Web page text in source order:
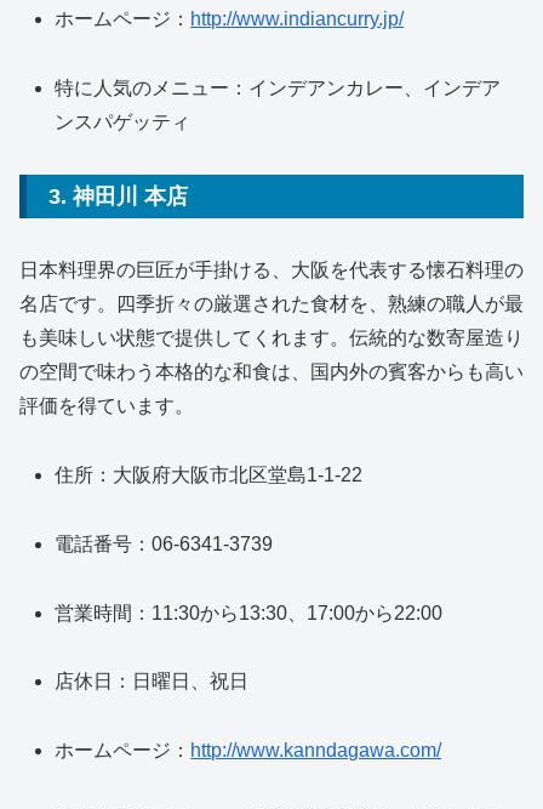
ホームページ： http://www.indiancurry.jp/
特に人気のメニュー：インデアンカレー、インデア
ンスパゲッティ
3. 神田川 本店
日本料理界の巨匠が手掛ける、大阪を代表する懐石料理の
名店です。四季折々の厳選された食材を、熟練の職人が最
も美味しい状態で提供してくれます。伝統的な数寄屋造り
の空間で味わう本格的な和食は、国内外の賓客からも高い
評価を得ています。
住所：大阪府大阪市北区堂島1-1-22
電話番号：06-6341-3739
営業時間：11:30から13:30、17:00から22:00
店休日：日曜日、祝日
ホームページ： http://www.kanndagawa.com/